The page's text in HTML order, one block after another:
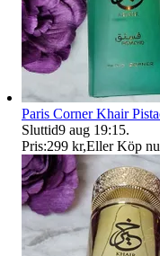
Paris Corner Khair
Sluttid9 aug 19:15.
Pris:299 kr,Eller Köp nu